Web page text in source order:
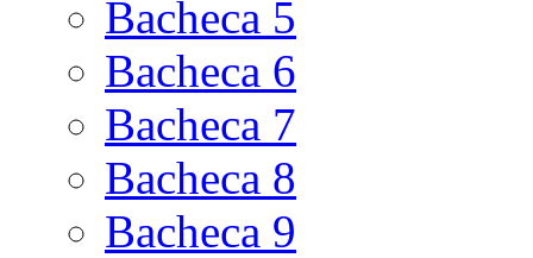
Bacheca 5
Bacheca 6
Bacheca 7
Bacheca 8
Bacheca 9